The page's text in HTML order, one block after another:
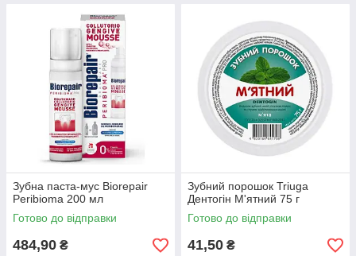
Зубна паста-мус Biorepair
Peribioma 200 мл
Готово до відправки
484,90 ₴
Зубний порошок Triuga
Дентогін М'ятний 75 г
Готово до відправки
41,50 ₴